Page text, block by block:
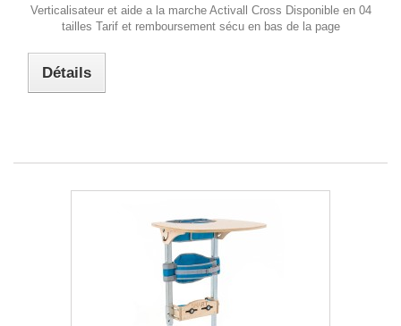
Verticalisateur et aide a la marche Activall Cross Disponible en 04
tailles Tarif et remboursement sécu en bas de la page
Détails